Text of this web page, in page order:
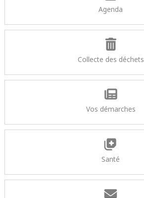
Agenda
Collecte des déchets
Vos démarches
Santé